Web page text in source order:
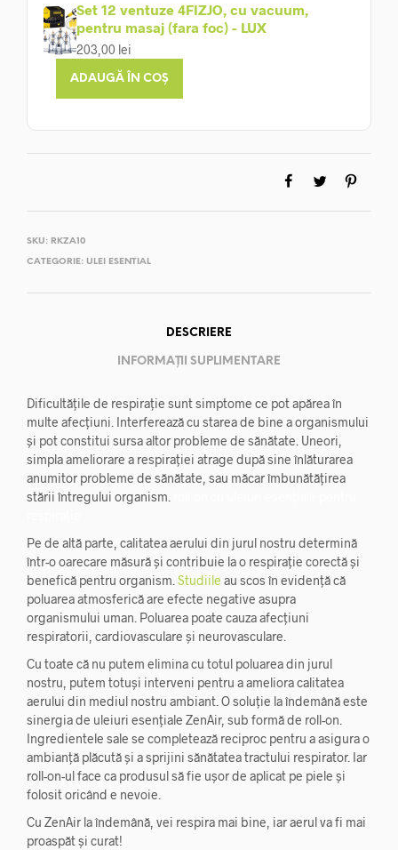
Set 12 ventuze 4FIZJO, cu vacuum,
pentru masaj (fara foc) - LUX
203,00 lei
ADAUGĂ ÎN COȘ
SKU: RKZA10
CATEGORIE: ULEI ESENTIAL
DESCRIERE
INFORMAȚII SUPLIMENTARE
Dificultăţile de respiraţie sunt simptome ce pot apărea în
multe afecțiuni. Interferează cu starea de bine a organismului
și pot constitui sursa altor probleme de sănătate. Uneori,
simpla ameliorare a respirației atrage după sine înlăturarea
anumitor probleme de sănătate, sau măcar îmbunătățirea
stării întregului organism.
Pe de altă parte, calitatea aerului din jurul nostru determină
într-o oarecare măsură și contribuie la o respirație corectă și
benefică pentru organism. Studiile au scos în evidență că
poluarea atmosferică are efecte negative asupra
organismului uman. Poluarea poate cauza afecțiuni
respiratorii, cardiovasculare și neurovasculare.
Cu toate că nu putem elimina cu totul poluarea din jurul
nostru, putem totuși interveni pentru a ameliora calitatea
aerului din mediul nostru ambiant. O soluție la îndemână este
sinergia de uleiuri esențiale ZenAir, sub formă de roll-on.
Ingredientele sale se completează reciproc pentru a asigura o
ambianță plăcută și a sprijini sănătatea tractului respirator. Iar
roll-on-ul face ca produsul să fie ușor de aplicat pe piele și
folosit oricând e nevoie.
Cu ZenAir la îndemână, vei respira mai bine, iar aerul va fi mai
proaspăt și curat!